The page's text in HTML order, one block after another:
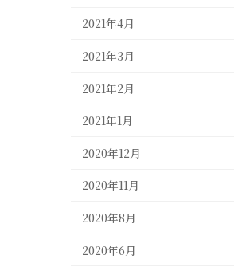
2021年4月
2021年3月
2021年2月
2021年1月
2020年12月
2020年11月
2020年8月
2020年6月